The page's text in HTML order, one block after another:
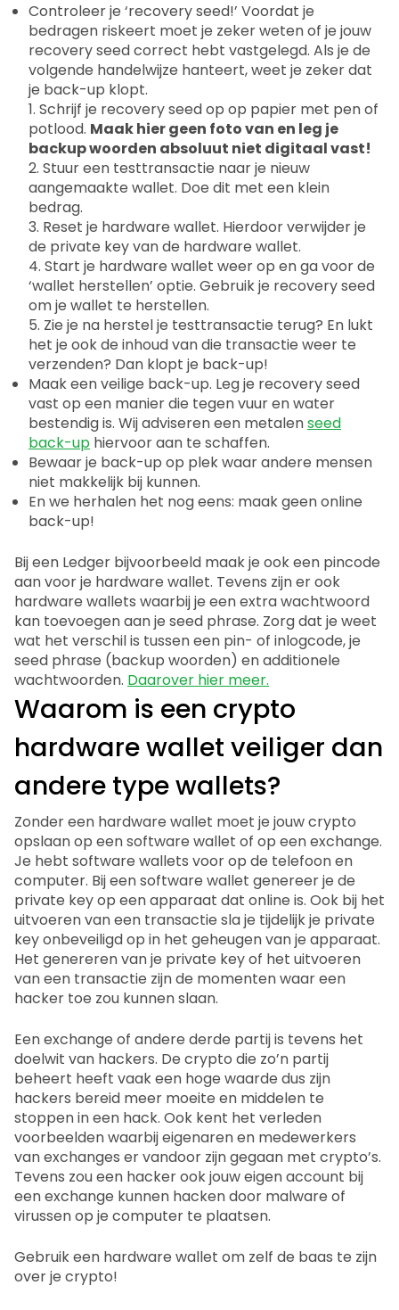
Controleer je ‘recovery seed!’ Voordat je
bedragen riskeert moet je zeker weten of je jouw
recovery seed correct hebt vastgelegd. Als je de
volgende handelwijze hanteert, weet je zeker dat
je back-up klopt.
1. Schrijf je recovery seed op op papier met pen of
potlood. Maak hier geen foto van en leg je
backup woorden absoluut niet digitaal vast!
2. Stuur een testtransactie naar je nieuw
aangemaakte wallet. Doe dit met een klein
bedrag.
3. Reset je hardware wallet. Hierdoor verwijder je
de private key van de hardware wallet.
4. Start je hardware wallet weer op en ga voor de
‘wallet herstellen’ optie. Gebruik je recovery seed
om je wallet te herstellen.
5. Zie je na herstel je testtransactie terug? En lukt
het je ook de inhoud van die transactie weer te
verzenden? Dan klopt je back-up!
Maak een veilige back-up. Leg je recovery seed
vast op een manier die tegen vuur en water
bestendig is. Wij adviseren een metalenseed
back-up hiervoor aan te schaffen.
Bewaar je back-up op plek waar andere mensen
niet makkelijk bij kunnen.
En we herhalen het nog eens: maak geen online
back-up!
Bij een Ledger bijvoorbeeld maak je ook een pincode
aan voor je hardware wallet. Tevens zijn er ook
hardware wallets waarbij je een extra wachtwoord
kan toevoegen aan je seed phrase. Zorg dat je weet
wat het verschil is tussen een pin- of inlogcode, je
seed phrase (backup woorden) en additionele
wachtwoorden. Daarover hier meer.
Waarom is een crypto
hardware wallet veiliger dan
andere type wallets?
Zonder een hardware wallet moet je jouw crypto
opslaan op een software wallet of op een exchange.
Je hebt software wallets voor op de telefoon en
computer. Bij een software wallet genereer je de
private key op een apparaat dat online is. Ook bij het
uitvoeren van een transactie sla je tijdelijk je private
key onbeveiligd op in het geheugen van je apparaat.
Het genereren van je private key of het uitvoeren
van een transactie zijn de momenten waar een
hacker toe zou kunnen slaan.
Een exchange of andere derde partij is tevens het
doelwit van hackers. De crypto die zo’n partij
beheert heeft vaak een hoge waarde dus zijn
hackers bereid meer moeite en middelen te
stoppen in een hack. Ook kent het verleden
voorbeelden waarbij eigenaren en medewerkers
van exchanges er vandoor zijn gegaan met crypto’s.
Tevens zou een hacker ook jouw eigen account bij
een exchange kunnen hacken door malware of
virussen op je computer te plaatsen.
Gebruik een hardware wallet om zelf de baas te zijn
over je crypto!